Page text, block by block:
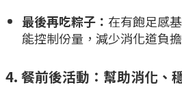
最後再吃粽子： 在有飽足感
能控制份量，減少消化道負擔
4. 餐前後活動：幫助消化、